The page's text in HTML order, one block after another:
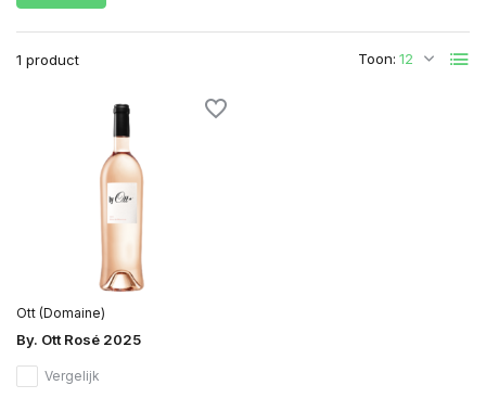
1 product Toon:
Ott (Domaine)
By. Ott Rosé 2025
Vergelijk